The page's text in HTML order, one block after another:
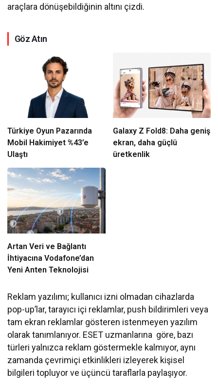
araçlara dönüşebildiğinin altını çizdi.
Göz Atın
Türkiye Oyun Pazarında
Mobil Hakimiyet %43’e
Ulaştı
Galaxy Z Fold8: Daha geniş
ekran, daha güçlü
üretkenlik
Artan Veri ve Bağlantı
İhtiyacına Vodafone’dan
Yeni Anten Teknolojisi
Reklam yazılımı; kullanıcı izni olmadan cihazlarda
pop-up’lar, tarayıcı içi reklamlar, push bildirimleri veya
tam ekran reklamlar gösteren istenmeyen yazılım
olarak tanımlanıyor. ESET uzmanlarına göre, bazı
türleri yalnızca reklam göstermekle kalmıyor, aynı
zamanda çevrimiçi etkinlikleri izleyerek kişisel
bilgileri topluyor ve üçüncü taraflarla paylaşıyor.